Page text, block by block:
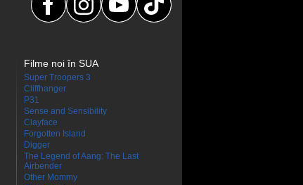
Filme noi în SUA
Super Troopers 3
Cliffhanger
P31
Sense and Sensibility
Clayface
Forgotten Island
Digger
The Legend of Aang: The Last
Airbender
Other Mommy